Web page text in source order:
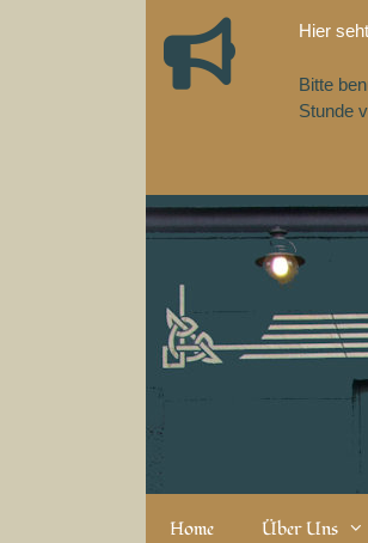
Hier
Bitte
Stunde
Home Über Uns